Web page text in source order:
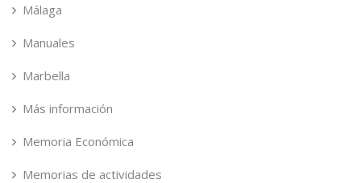
Málaga
Manuales
Marbella
Más información
Memoria Económica
Memorias de actividades